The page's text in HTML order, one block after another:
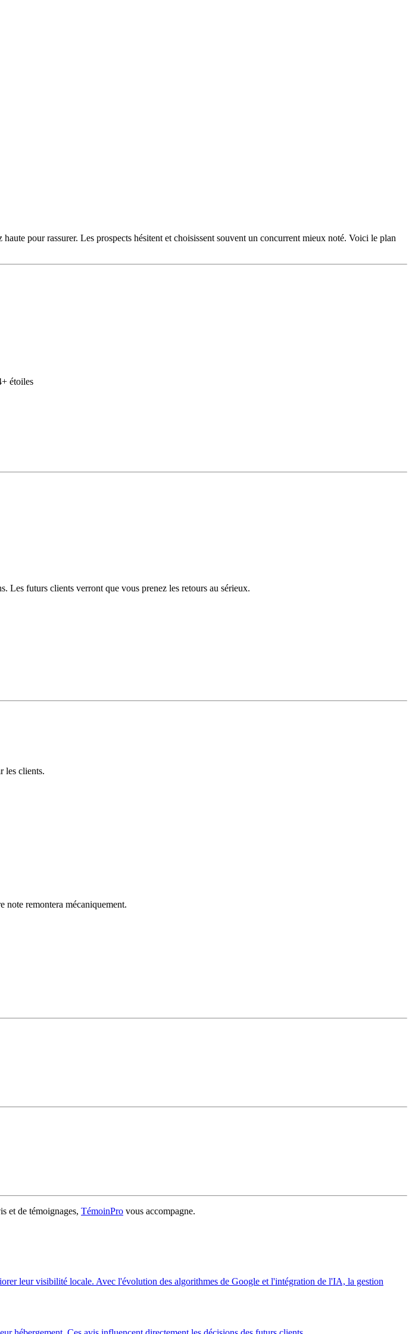
pour rassurer. Les prospects hésitent et choisissent souvent un concurrent mieux noté. Voici le plan
étoiles
Les futurs clients verront que vous prenez les retours au sérieux.
les clients.
note remontera mécaniquement.
et de témoignages, TémoinPro vous accompagne.
leur visibilité locale. Avec l'évolution des algorithmes de Google et l'intégration de l'IA, la gestion